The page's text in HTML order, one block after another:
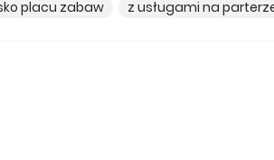
placu zabaw z usługami na